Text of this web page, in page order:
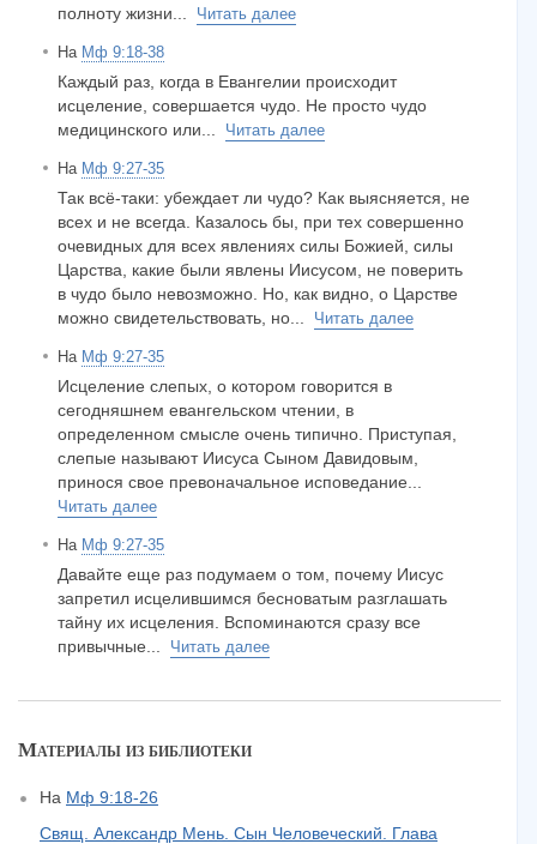
полноту жизни... Читать далее
На Мф 9:18-38
Каждый раз, когда в Евангелии происходит
исцеление, совершается чудо. Не просто чудо
медицинского или... Читать далее
На Мф 9:27-35
Так всё-таки: убеждает ли чудо? Как выясняется, не
всех и не всегда. Казалось бы, при тех совершенно
очевидных для всех явлениях силы Божией, силы
Царства, какие были явлены Иисусом, не поверить
в чудо было невозможно. Но, как видно, о Царстве
можно свидетельствовать, но... Читать далее
На Мф 9:27-35
Исцеление слепых, о котором говорится в
сегодняшнем евангельском чтении, в
определенном смысле очень типично. Приступая,
слепые называют Иисуса Сыном Давидовым,
принося свое превоначальное исповедание...
Читать далее
На Мф 9:27-35
Давайте еще раз подумаем о том, почему Иисус
запретил исцелившимся бесноватым разглашать
тайну их исцеления. Вспоминаются сразу все
привычные... Читать далее
Материалы из библиотеки
На Мф 9:18-26
Свящ. Александр Мень. Сын Человеческий. Глава